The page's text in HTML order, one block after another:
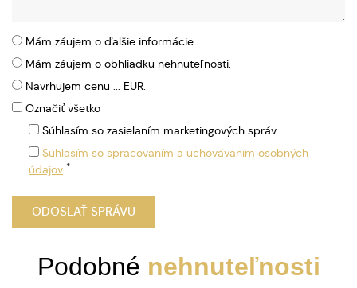
Mám záujem o ďalšie informácie.
Mám záujem o obhliadku nehnuteľnosti.
Navrhujem cenu ... EUR.
Označiť všetko
Súhlasím so zasielaním marketingových správ
Súhlasím so spracovaním a uchovávaním osobných
údajov *
Podobné nehnuteľnosti